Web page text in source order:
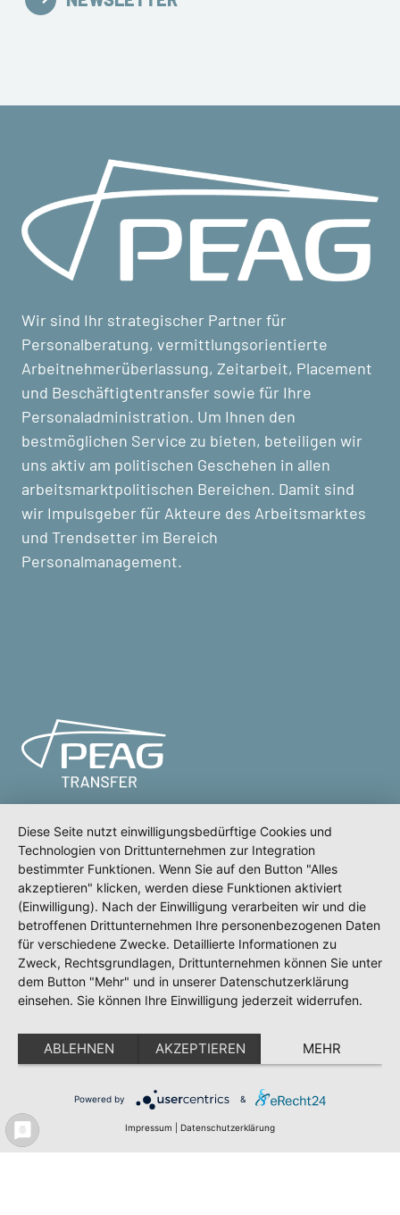
Wir sind Ihr strategischer Partner für
Personalberatung, vermittlungsorientierte
Arbeitnehmerüberlassung, Zeitarbeit, Placement
und Beschäftigtentransfer sowie für Ihre
Personaladministration. Um Ihnen den
bestmöglichen Service zu bieten, beteiligen wir
uns aktiv am politischen Geschehen in allen
arbeitsmarktpolitischen Bereichen. Damit sind
wir Impulsgeber für Akteure des Arbeitsmarktes
und Trendsetter im Bereich
Personalmanagement.
Meldeportal Test
Impressum
Diese Seite nutzt einwilligungsbedürftige Cookies und
Technologien von Drittunternehmen zur Integration
bestimmter Funktionen. Wenn Sie auf den Button "Alles
akzeptieren" klicken, werden diese Funktionen aktiviert
(Einwilligung). Nach der Einwilligung verarbeiten wir und die
betroffenen Drittunternehmen Ihre personenbezogenen Daten
für verschiedene Zwecke. Detaillierte Informationen zu
Zweck, Rechtsgrundlagen, Drittunternehmen können Sie unter
dem Button "Mehr" und in unserer Datenschutzerklärung
einsehen. Sie können Ihre Einwilligung jederzeit widerrufen.
ABLEHNEN AKZEPTIEREN MEHR
Powered by &
Impressum Datenschutzerklärung